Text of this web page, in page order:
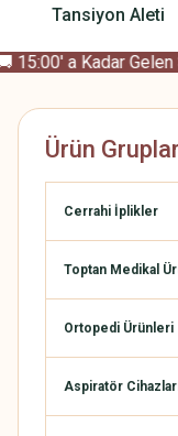
Tansiyon Aleti
a Kadar Gelen
Ürün
Cerrahi İplikler
Toptan Medikal
Ortopedi Ürünleri
Aspiratör